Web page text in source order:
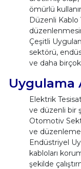
ömürlü
Düzenli Kablo
Çeşitli
sektörü,
ve daha
Uygulama
Elektrik
ve düzenli bir
Otomotiv
ve
Endüstriyel
kabloları
şekilde